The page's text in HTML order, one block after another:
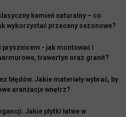
kamień naturalny – co
wykorzystać przeceny sezonowe?
prysznicem - jak montować i
trawertyn oraz granit?
błędów. Jakie materiały wybrać, by
aranżacje wnętrz?
Jakie płytki łatwe w